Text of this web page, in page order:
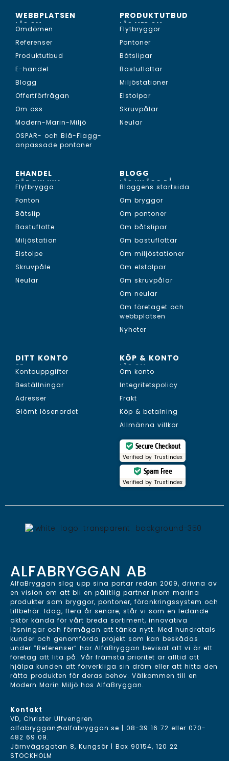
WEBBPLATSEN
LÄS OM...
Omdömen
Referenser
Produktutbud
E-handel
Blogg
Offertförfrågan
Om oss
Modern-Marin-Miljö
OSPAR- och Blå-Flagg-
anpassade pontoner
PRODUKTUTBUD
LÄS MER OM...
Flytbryggor
Pontoner
Båtslipar
Bastuflottar
Miljöstationer
Elstolpar
Skruvpålar
Neular
EHANDEL
KÖP DIN NYA...
Flytbrygga
Ponton
Båtslip
Bastuflotte
Miljöstation
Elstolpe
Skruvpåle
Neular
BLOGG
LÄS INLÄGG PÅ...
Bloggens startsida
Om bryggor
Om pontoner
Om båtslipar
Om bastuflottar
Om miljöstationer
Om elstolpar
Om skruvpålar
Om neular
Om företaget och
webbplatsen
Nyheter
DITT KONTO
SE...
Kontouppgifter
Beställningar
Adresser
Glömt lösenordet
KÖP & KONTO
LÄS OM...
Om konto
Integritetspolicy
Frakt
Köp & betalning
Allmänna villkor
Secure Checkout
Verified by Trustindex
Spam Free
Verified by Trustindex
ALFABRYGGAN AB
AlfaBryggan slog upp sina portar redan 2009, drivna av
en vision om att bli en pålitlig partner inom marina
produkter som bryggor, pontoner, förankringssystem och
tillbehör. Idag, flera år senare, står vi som en ledande
aktör kända för vårt breda sortiment, innovativa
lösningar och förmågan att tänka nytt. Med hundratals
kunder och genomförda projekt som kan beskådas
under ”Referenser” har AlfaBryggan bevisat att vi är ett
företag att lita på. Vår främsta prioritet är alltid att
hjälpa kunden att förverkliga sin dröm eller att hitta den
rätta produkten för deras behov. Välkommen till en
Modern Marin Miljö hos AlfaBryggan.
Kontakt
VD, Christer Ulfvengren
alfabryggan@alfabryggan.se | 08-39 16 72 eller 070-
482 69 09.
Järnvägsgatan 8, Kungsör | Box 90154, 120 22
STOCKHOLM